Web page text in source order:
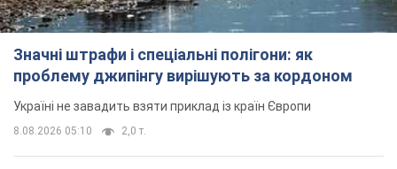
Значні штрафи і спеціальні полігони: як
проблему джипінгу вирішують за кордоном
Україні не завадить взяти приклад із країн Європи
8.08.2026 05:10 2,0 т.